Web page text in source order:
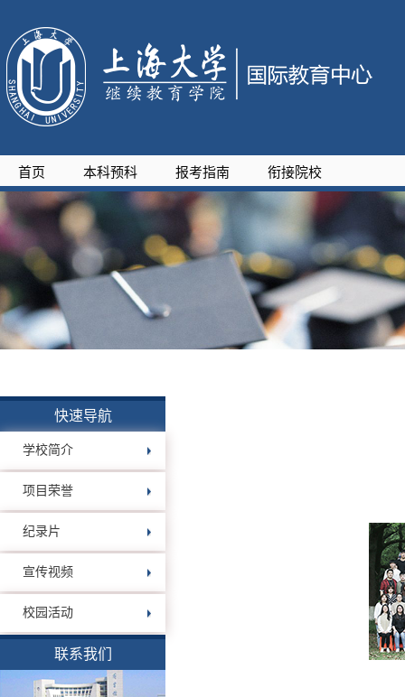
首页 本科预科 报考指南 衔接院校
快速导航
学校简介
项目荣誉
纪录片
宣传视频
校园活动
联系我们